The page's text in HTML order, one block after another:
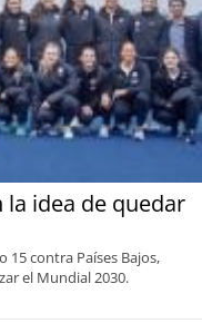
idea de quedar
15 contra Países Bajos,
el Mundial 2030.